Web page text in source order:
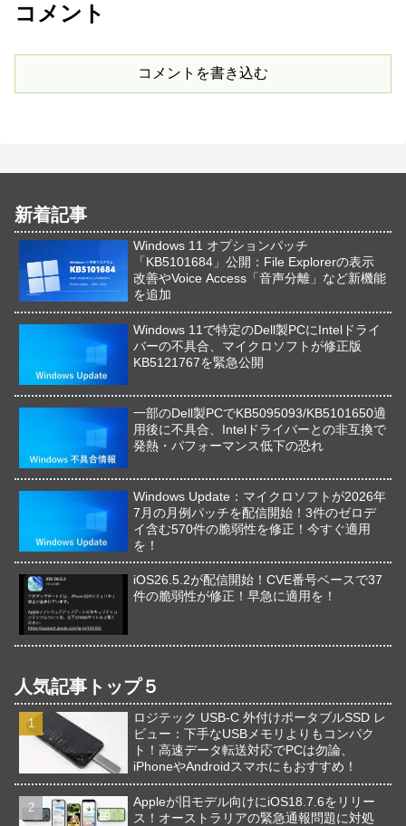
コメント
コメントを書き込む
新着記事
Windows 11 オプションパッチ
「KB5101684」公開：File Explorerの表示
改善やVoice Access「音声分離」など新機能
を追加
Windows 11で特定のDell製PCにIntelドライ
バーの不具合、マイクロソフトが修正版
KB5121767を緊急公開
一部のDell製PCでKB5095093/KB5101650適
用後に不具合、Intelドライバーとの非互換で
発熱・パフォーマンス低下の恐れ
Windows Update：マイクロソフトが2026年
7月の月例パッチを配信開始！3件のゼロデ
イ含む570件の脆弱性を修正！今すぐ適用
を！
iOS26.5.2が配信開始！CVE番号ベースで37
件の脆弱性が修正！早急に適用を！
人気記事トップ５
ロジテック USB-C 外付けポータブルSSD レ
ビュー：下手なUSBメモリよりもコンパク
ト！高速データ転送対応でPCは勿論、
iPhoneやAndroidスマホにもおすすめ！
Appleが旧モデル向けにiOS18.7.6をリリー
ス！オーストラリアの緊急通報問題に対処